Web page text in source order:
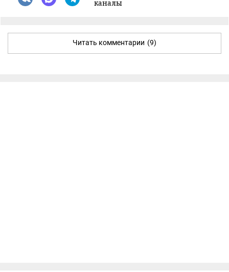
каналы
Читать комментарии (9)